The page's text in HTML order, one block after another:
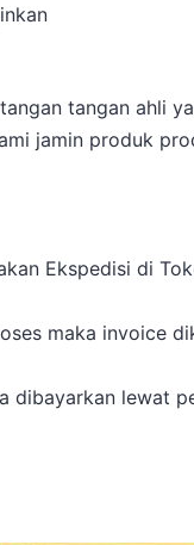
tangan ahli
jamin produk
Ekspedisi di
maka invoice
dibayarkan lewat